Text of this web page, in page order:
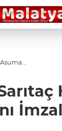
Asuman
Kitabını
İmzaladı